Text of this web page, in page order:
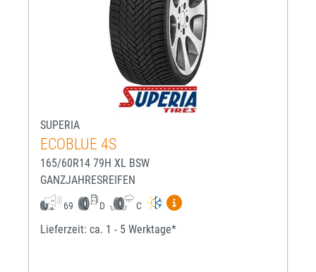
SUPERIA
ECOBLUE 4S
165/60R14 79H XL BSW
GANZJAHRESREIFEN
69 D C
Mehr Informationen zum
Lieferzeit: ca. 1 - 5 Werktage*